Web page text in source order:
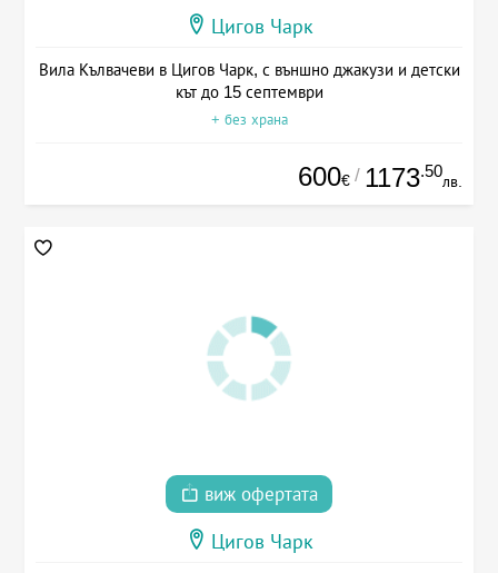
Цигов Чарк
Вила Кълвачеви в Цигов Чарк, с външно джакузи и детски
кът до 15 септември
+ без храна
600€ / 1173.50
лв.
виж офертата
Цигов Чарк